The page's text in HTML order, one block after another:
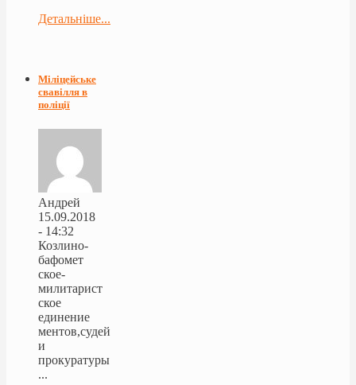
Детальніше...
Міліцейське
свавілля в
поліції
Андрей
15.09.2018
- 14:32
Козлино-
бафомет
ское-
милитарист
ское
единение
ментов,судей
и
прокуратуры
...